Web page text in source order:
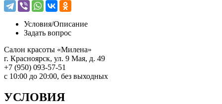
Условия/Описание
Задать вопрос
Салон красоты «Милена»
г. Красноярск, ул. 9 Мая, д. 49
+7 (950) 093-57-51
с 10:00 до 20:00, без выходных
УСЛОВИЯ